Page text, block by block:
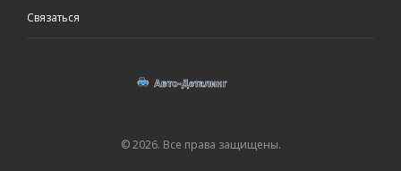
Связаться
© 2026. Все права защищены.